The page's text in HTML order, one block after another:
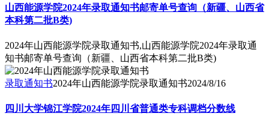
山西能源学院2024年录取通知书邮寄单号查询（新疆、山西省
本科第二批B类)
2024年山西能源学院录取通知书,山西能源学院2024年录取通
知书邮寄单号查询（新疆、山西省本科第二批B类)
录取通知书2024年山西能源学院录取通知书2024/8/16
四川大学锦江学院2024年四川省普通类专科调档分数线